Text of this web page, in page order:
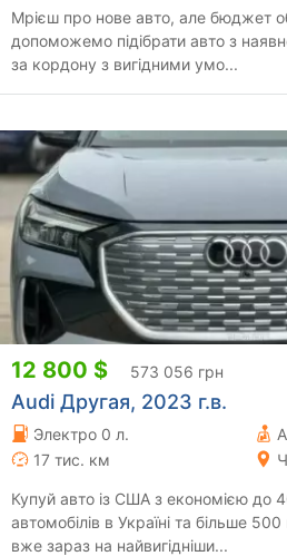
Мрієш про нове авто, але бюджет
допоможемо підібрати авто з
за кордону з вигідними умо...
12 800 $ 573 056 грн
Audi Другая, 2023 г.в.
Электро 0 л.
17 тис. км
Купуй авто із США з економією до
автомобілів в Україні та більше
вже зараз на найвигідніши...